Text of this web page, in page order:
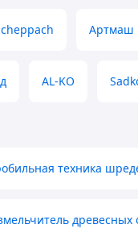
Артмаш
AL-KO
техника
древесных